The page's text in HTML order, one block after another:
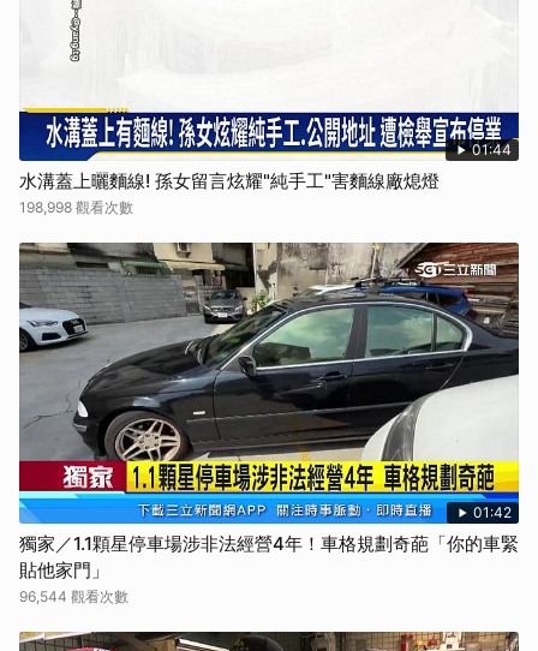
01:44
水溝蓋上曬麵線! 孫女留言炫耀"純手工"害麵線廠熄燈
198,998 觀看次數
01:42
獨家／1.1顆星停車場涉非法經營4年！車格規劃奇葩「你的車緊
貼他家門」
96,544 觀看次數